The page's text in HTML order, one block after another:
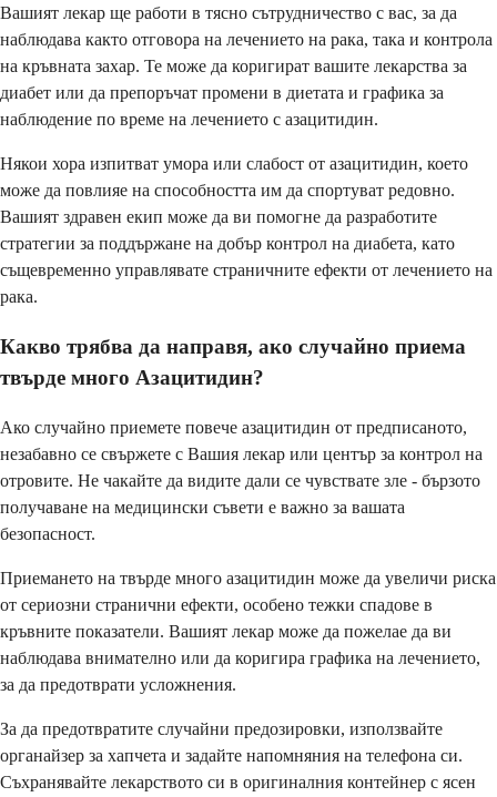
Вашият лекар ще работи в тясно сътрудничество с вас, за да
наблюдава както отговора на лечението на рака, така и контрола
на кръвната захар. Те може да коригират вашите лекарства за
диабет или да препоръчат промени в диетата и графика за
наблюдение по време на лечението с азацитидин.
Някои хора изпитват умора или слабост от азацитидин, което
може да повлияе на способността им да спортуват редовно.
Вашият здравен екип може да ви помогне да разработите
стратегии за поддържане на добър контрол на диабета, като
същевременно управлявате страничните ефекти от лечението на
рака.
Какво трябва да направя, ако случайно приема
твърде много Азацитидин?
Ако случайно приемете повече азацитидин от предписаното,
незабавно се свържете с Вашия лекар или център за контрол на
отровите. Не чакайте да видите дали се чувствате зле - бързото
получаване на медицински съвети е важно за вашата
безопасност.
Приемането на твърде много азацитидин може да увеличи риска
от сериозни странични ефекти, особено тежки спадове в
кръвните показатели. Вашият лекар може да пожелае да ви
наблюдава внимателно или да коригира графика на лечението,
за да предотврати усложнения.
За да предотвратите случайни предозировки, използвайте
органайзер за хапчета и задайте напомняния на телефона си.
Съхранявайте лекарството си в оригиналния контейнер с ясен